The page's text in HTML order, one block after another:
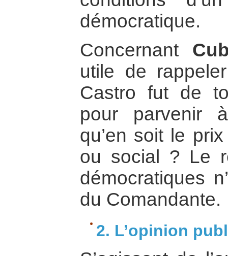
démocratique.
Concernant
utile de
Castro fut de
pour parvenir
qu’en soit le
ou social ? Le
démocratiques
du Comandante.
2. L’opinion